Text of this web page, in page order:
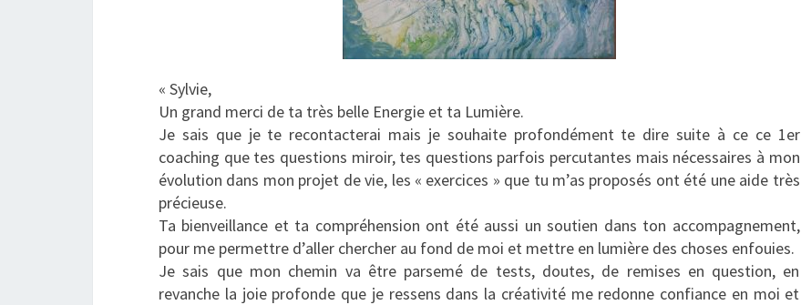
E
S
« Sylvie,
Un grand merci de ta très belle Energie et ta Lumière.
Je sais que je te recontacterai mais je souhaite profondément te dire suite à ce ce 1er
coaching que tes questions miroir, tes questions parfois percutantes mais nécessaires à mon
évolution dans mon projet de vie, les « exercices » que tu m’as proposés ont été une aide très
précieuse.
Ta bienveillance et ta compréhension ont été aussi un soutien dans ton accompagnement,
pour me permettre d’aller chercher au fond de moi et mettre en lumière des choses enfouies.
Je sais que mon chemin va être parsemé de tests, doutes, de remises en question, en
revanche la joie profonde que je ressens dans la créativité me redonne confiance en moi et